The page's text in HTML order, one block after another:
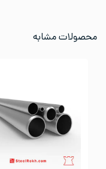
محصولات مشابه